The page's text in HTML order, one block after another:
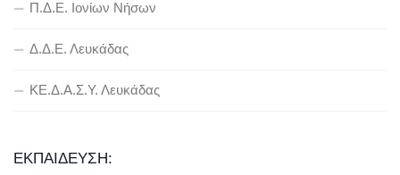
Π.Δ.Ε. Ιονίων Νήσων
Δ.Δ.Ε. Λευκάδας
ΚΕ.Δ.Α.Σ.Υ. Λευκάδας
ΕΚΠΑΊΔΕΥΣΗ: